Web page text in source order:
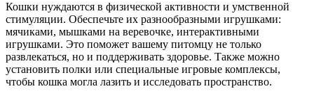
Кошки нуждаются в физической активности и умственной
стимуляции. Обеспечьте их разнообразными игрушками:
мячиками, мышками на веревочке, интерактивными
игрушками. Это поможет вашему питомцу не только
развлекаться, но и поддерживать здоровье. Также можно
установить полки или специальные игровые комплексы,
чтобы кошка могла лазить и исследовать пространство.